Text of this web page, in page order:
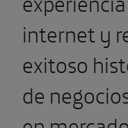
internet y
exitoso
de